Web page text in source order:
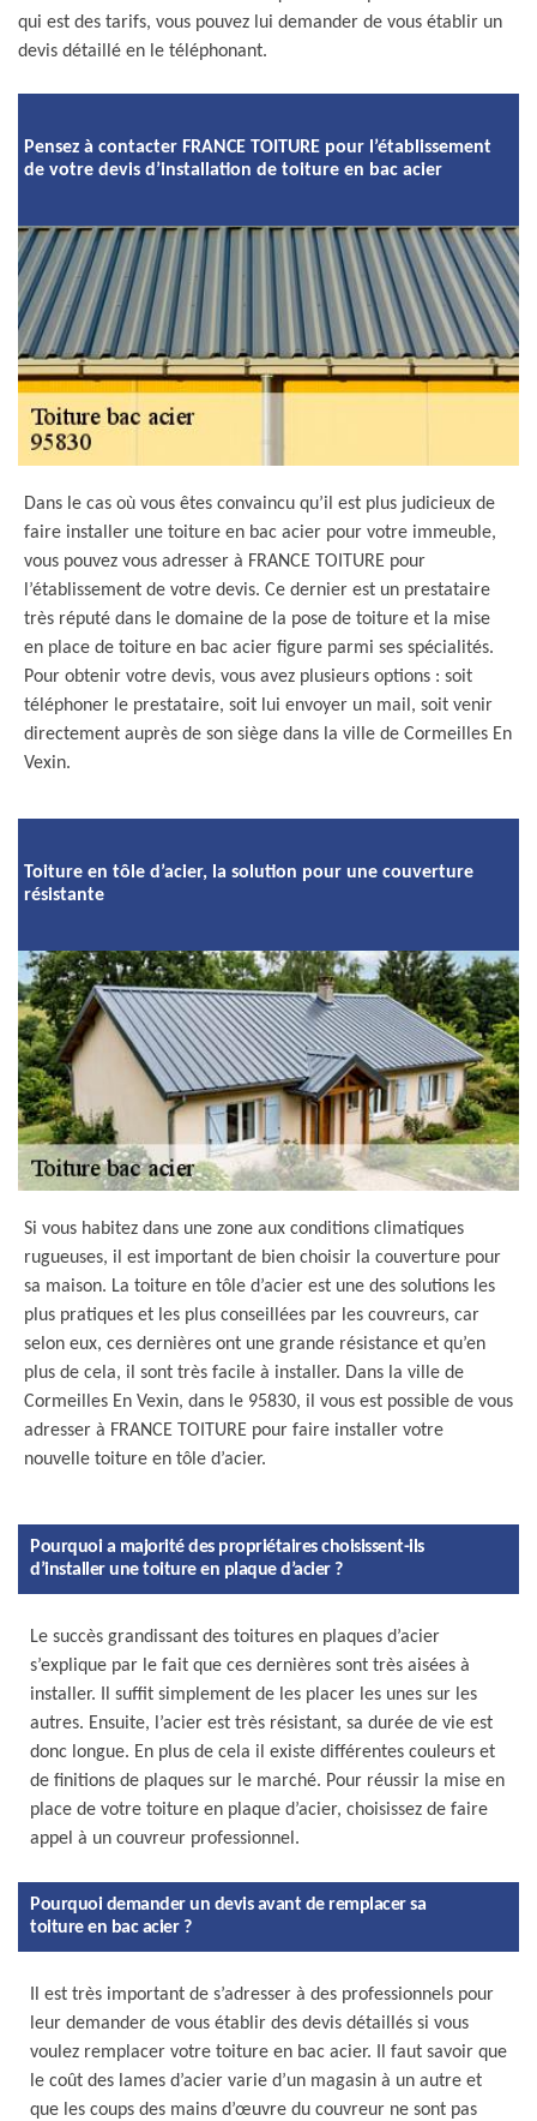
qui est des tarifs, vous pouvez lui demander de vous établir un
devis détaillé en le téléphonant.
Pensez à contacter FRANCE TOITURE pour l’établissement
de votre devis d’installation de toiture en bac acier
Dans le cas où vous êtes convaincu qu’il est plus judicieux de
faire installer une toiture en bac acier pour votre immeuble,
vous pouvez vous adresser à FRANCE TOITURE pour
l’établissement de votre devis. Ce dernier est un prestataire
très réputé dans le domaine de la pose de toiture et la mise
en place de toiture en bac acier figure parmi ses spécialités.
Pour obtenir votre devis, vous avez plusieurs options : soit
téléphoner le prestataire, soit lui envoyer un mail, soit venir
directement auprès de son siège dans la ville de Cormeilles En
Vexin.
Toiture en tôle d’acier, la solution pour une couverture
résistante
Si vous habitez dans une zone aux conditions climatiques
rugueuses, il est important de bien choisir la couverture pour
sa maison. La toiture en tôle d’acier est une des solutions les
plus pratiques et les plus conseillées par les couvreurs, car
selon eux, ces dernières ont une grande résistance et qu’en
plus de cela, il sont très facile à installer. Dans la ville de
Cormeilles En Vexin, dans le 95830, il vous est possible de vous
adresser à FRANCE TOITURE pour faire installer votre
nouvelle toiture en tôle d’acier.
Pourquoi a majorité des propriétaires choisissent-ils
d’installer une toiture en plaque d’acier ?
Le succès grandissant des toitures en plaques d’acier
s’explique par le fait que ces dernières sont très aisées à
installer. Il suffit simplement de les placer les unes sur les
autres. Ensuite, l’acier est très résistant, sa durée de vie est
donc longue. En plus de cela il existe différentes couleurs et
de finitions de plaques sur le marché. Pour réussir la mise en
place de votre toiture en plaque d’acier, choisissez de faire
appel à un couvreur professionnel.
Pourquoi demander un devis avant de remplacer sa
toiture en bac acier ?
Il est très important de s’adresser à des professionnels pour
leur demander de vous établir des devis détaillés si vous
voulez remplacer votre toiture en bac acier. Il faut savoir que
le coût des lames d’acier varie d’un magasin à un autre et
que les coups des mains d’œuvre du couvreur ne sont pas